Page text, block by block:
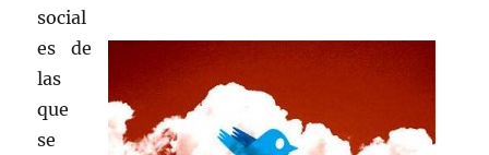
social
es de
las
que
se